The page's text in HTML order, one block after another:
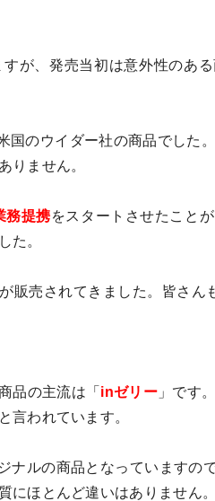
が、発売当初は意外性のあ
国のウイダー社の商品でした
りません。
務提携をスタートさせたこと
た。
販売されてきました。皆さん
品の主流は「 inゼリー」です
言われています。
ナルの商品となっていますの
にほとんど違いはありません。